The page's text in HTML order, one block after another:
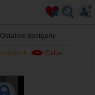
Ostatnio dostępny
Uśmiech
Całus